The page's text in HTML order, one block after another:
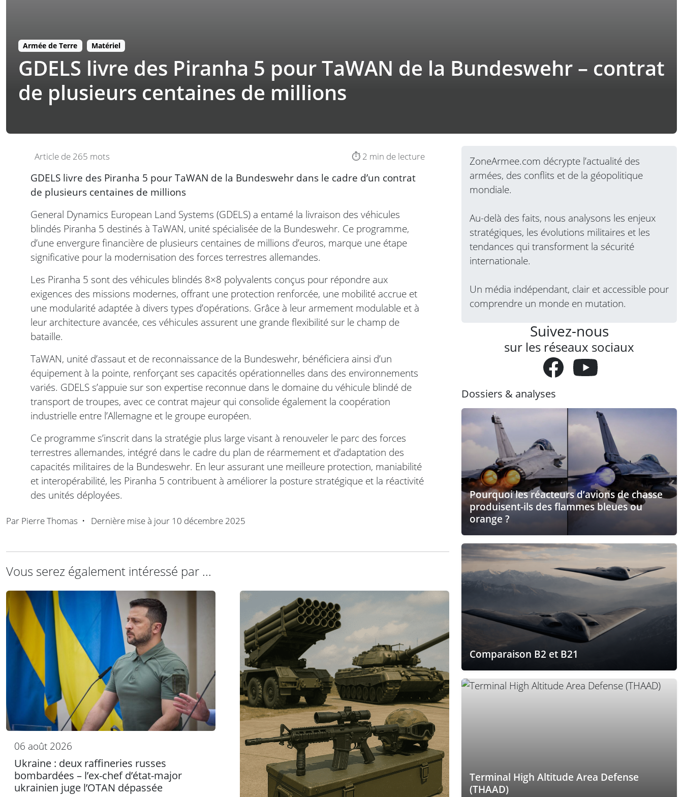
Armée de Terre Matériel
GDELS livre des Piranha 5 pour TaWAN de la Bundeswehr – contrat
de plusieurs centaines de millions
Article de 265 mots ⏱️ 2 min de lecture
GDELS livre des Piranha 5 pour TaWAN de la Bundeswehr dans le cadre d’un contrat
de plusieurs centaines de millions
General Dynamics European Land Systems (GDELS) a entamé la livraison des véhicules
blindés Piranha 5 destinés à TaWAN, unité spécialisée de la Bundeswehr. Ce programme,
d’une envergure financière de plusieurs centaines de millions d’euros, marque une étape
significative pour la modernisation des forces terrestres allemandes.
Les Piranha 5 sont des véhicules blindés 8×8 polyvalents conçus pour répondre aux
exigences des missions modernes, offrant une protection renforcée, une mobilité accrue et
une modularité adaptée à divers types d’opérations. Grâce à leur armement modulable et à
leur architecture avancée, ces véhicules assurent une grande flexibilité sur le champ de
bataille.
TaWAN, unité d’assaut et de reconnaissance de la Bundeswehr, bénéficiera ainsi d’un
équipement à la pointe, renforçant ses capacités opérationnelles dans des environnements
variés. GDELS s’appuie sur son expertise reconnue dans le domaine du véhicule blindé de
transport de troupes, avec ce contrat majeur qui consolide également la coopération
industrielle entre l’Allemagne et le groupe européen.
Ce programme s’inscrit dans la stratégie plus large visant à renouveler le parc des forces
terrestres allemandes, intégré dans le cadre du plan de réarmement et d’adaptation des
capacités militaires de la Bundeswehr. En leur assurant une meilleure protection, maniabilité
et interopérabilité, les Piranha 5 contribuent à améliorer la posture stratégique et la réactivité
des unités déployées.
Par Pierre Thomas • Dernière mise à jour 10 décembre 2025
Vous serez également intéressé par ...
06 août 2026
Ukraine : deux raffineries russes
bombardées – l’ex-chef d’état-major
ukrainien juge l’OTAN dépassée
ZoneArmee.com décrypte l’actualité des
armées, des conflits et de la géopolitique
mondiale.
Au-delà des faits, nous analysons les enjeux
stratégiques, les évolutions militaires et les
tendances qui transforment la sécurité
internationale.
Un média indépendant, clair et accessible pour
comprendre un monde en mutation.
Suivez-nous
sur les réseaux sociaux
Dossiers & analyses
Pourquoi les réacteurs d’avions de chasse
produisent-ils des flammes bleues ou
orange ?
Comparaison B2 et B21
Terminal High Altitude Area Defense
(THAAD)